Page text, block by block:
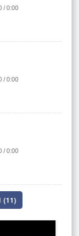
/ 0:00
/ 0:00
/ 0:00